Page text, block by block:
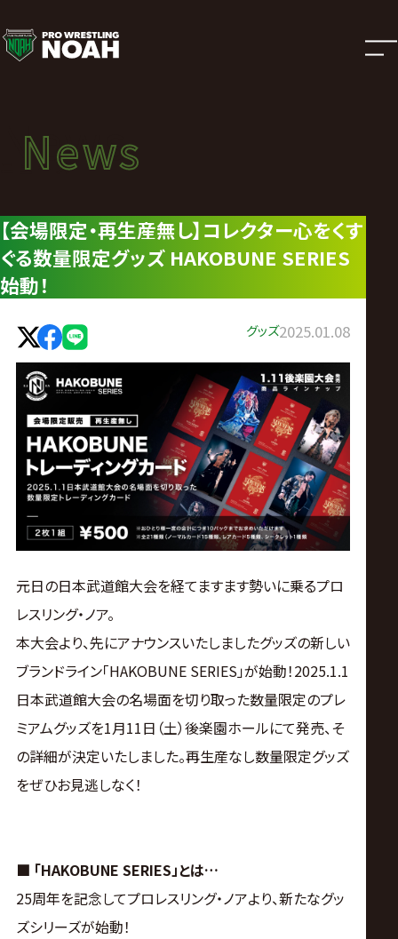
ニ
ュ
ー
ス
|
プ
ロ
レ
ス
リ
ン
グ・
ノ
ア
公
式
サ
イ
ト
News
ニュース
News
【会場限定・再生産無し】コレクター心をくす
ぐる数量限定グッズ HAKOBUNE SERIES
始動！
グッズ2025.01.08
元日の日本武道館大会を経てますます勢いに乗るプロ
レスリング・ノア。
本大会より、先にアナウンスいたしましたグッズの新しい
ブランドライン「HAKOBUNE SERIES」が始動！2025.1.1
日本武道館大会の名場面を切り取った数量限定のプレ
ミアムグッズを1月11日（土）後楽園ホールにて発売、そ
の詳細が決定いたしました。再生産なし数量限定グッズ
をぜひお見逃しなく！
■ 「HAKOBUNE SERIES」とは…
25周年を記念してプロレスリング・ノアより、新たなグッ
ズシリーズが始動！